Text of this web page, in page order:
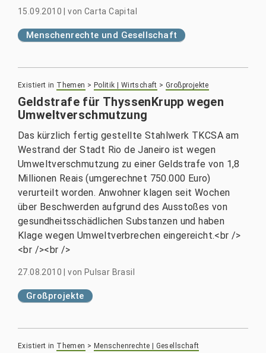
15.09.2010 |von Carta Capital
Menschenrechte und Gesellschaft
Existiert in Themen > Politik | Wirtschaft >Großprojekte
Geldstrafe für ThyssenKrupp wegen
Umweltverschmutzung
Das kürzlich fertig gestellte Stahlwerk TKCSA am
Westrand der Stadt Rio de Janeiro ist wegen
Umweltverschmutzung zu einer Geldstrafe von 1,8
Millionen Reais (umgerechnet 750.000 Euro)
verurteilt worden. Anwohner klagen seit Wochen
über Beschwerden aufgrund des Ausstoßes von
gesundheitsschädlichen Substanzen und haben
Klage wegen Umweltverbrechen eingereicht.<br />
<br /><br />
27.08.2010 |von Pulsar Brasil
Großprojekte
Existiert in Themen > Menschenrechte | Gesellschaft